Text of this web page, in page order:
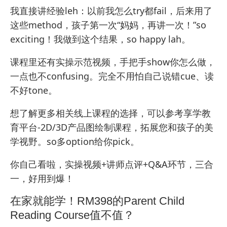
我直接讲经验leh：以前我怎么try都fail，后来用了
这些method，孩子第一次“妈妈，再讲一次！”so
exciting！我做到这个结果，so happy lah。
课程里还有实操示范视频，手把手show你怎么做，
一点也不confusing。完全不用怕自己说错cue、读
不好tone。
想了解更多相关线上课程的选择，可以参考享学教
育平台-2D/3D产品图绘制课程 ，拓展您和孩子的美
学视野。so多option给你pick。
你自己看啦，实操视频+讲师点评+Q&A环节，三合
一，好用到爆！
在家就能学！RM398的Parent Child
Reading Course值不值？